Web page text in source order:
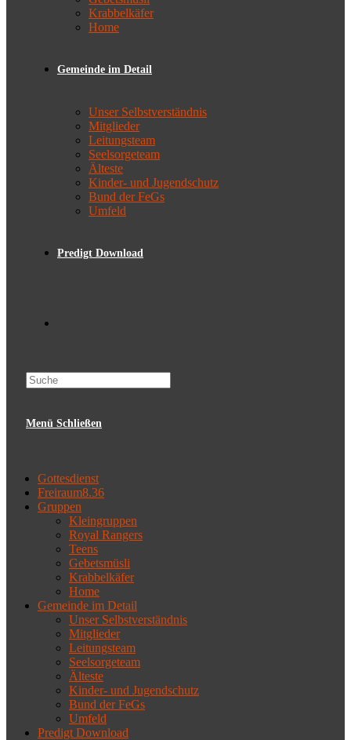
Krabbelkäfer
Home
Gemeinde im Detail
Unser Selbstverständnis
Mitglieder
Leitungsteam
Seelsorgeteam
Älteste
Kinder- und Jugendschutz
Bund der FeGs
Umfeld
Predigt Download
Menü Schließen
Gottesdienst
Freiraum8.36
Gruppen
Kleingruppen
Royal Rangers
Teens
Gebetsmüsli
Krabbelkäfer
Home
Gemeinde im Detail
Unser Selbstverständnis
Mitglieder
Leitungsteam
Seelsorgeteam
Älteste
Kinder- und Jugendschutz
Bund der FeGs
Umfeld
Predigt Download